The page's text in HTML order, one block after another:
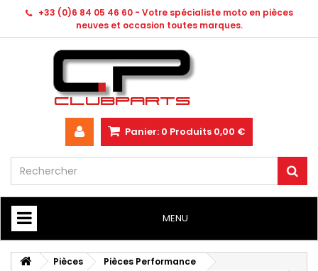
+33 (0)6 84 05 46 60 - Votre spécialiste moto en pièces
neuves et occasion toutes marques.
Panier: 0 Produits 0,00 €
MENU
HOME
Pièces
Pièces Performance